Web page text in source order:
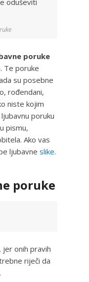
poruke
. Te poruke
su posebne
rođendani,
niste kojim
poruku
pismu,
Ako vas
ljubavne slike.
poruke
jer onih pravih
riječi da